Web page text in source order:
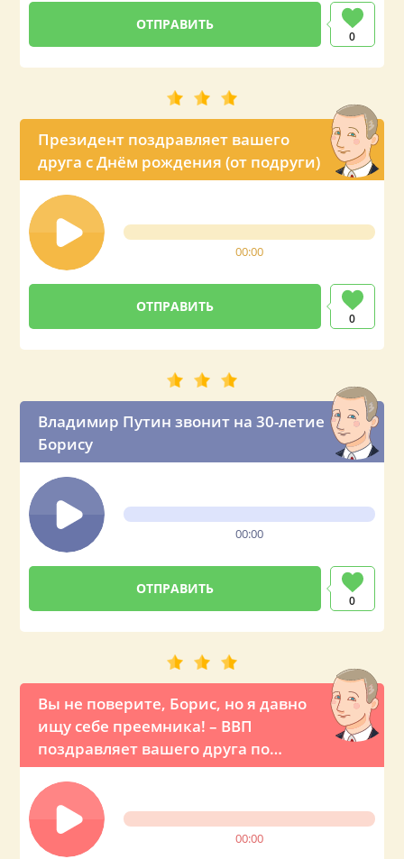
0
Президент поздравляет вашего
друга с Днём рождения (от подруги)
00:00
0
Владимир Путин звонит на 30-летие
Борису
00:00
0
Вы не поверите, Борис, но я давно
ищу себе преемника! – ВВП
поздравляет вашего друга по
телефону
00:00